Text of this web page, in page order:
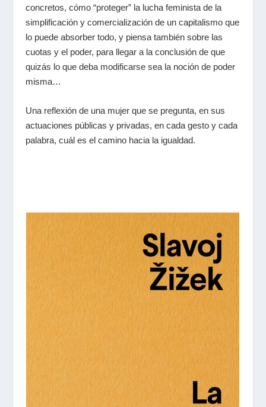
concretos, cómo “proteger” la lucha feminista de la
simplificación y comercialización de un capitalismo que
lo puede absorber todo, y piensa también sobre las
cuotas y el poder, para llegar a la conclusión de que
quizás lo que deba modificarse sea la noción de poder
misma…
Una reflexión de una mujer que se pregunta, en sus
actuaciones públicas y privadas, en cada gesto y cada
palabra, cuál es el camino hacia la igualdad.